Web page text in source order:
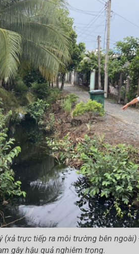
trực tiếp ra môi trường bên
gây hậu quả nghiêm trọng.